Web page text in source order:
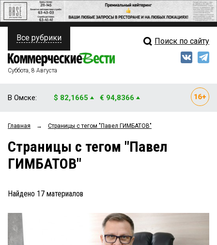
ПОЛИТИКА
ФИНАНСЫ
ОБЩЕСТВО
ЗАКОН
ПРОИСШЕСТВИЯ
СТИЛЬ ЖИЗНИ
Свежий выпуск
Мнения
Рейтинги
Все рубрики Поиск по сайту
Суббота, 8 Августа
В Омске: $ 82,1665 € 94,8366
Главная → Страницы c тегом "Павел ГИМБАТОВ"
Страницы c тегом "Павел
ГИМБАТОВ"
Найдено 17 материалов